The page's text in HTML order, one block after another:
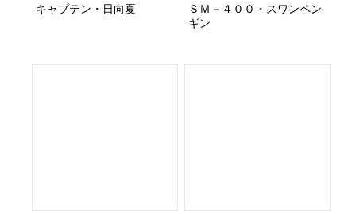
キャプテン・日向夏
ＳＭ－４００・スワンペン
ギン